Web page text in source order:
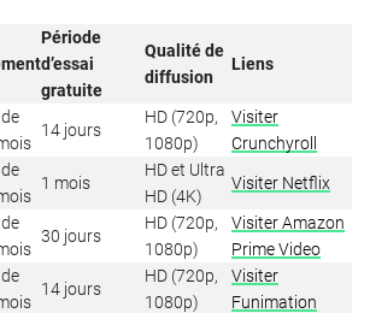
Période
d’essai
gratuite
Qualité de
diffusion
Liens
14 jours
HD (720p,
1080p)
Visiter
Crunchyroll
1 mois
HD et Ultra
HD (4K)
Visiter Netflix
30 jours
HD (720p,
1080p)
Visiter Amazon
Prime Video
14 jours
HD (720p,
1080p)
Visiter
Funimation